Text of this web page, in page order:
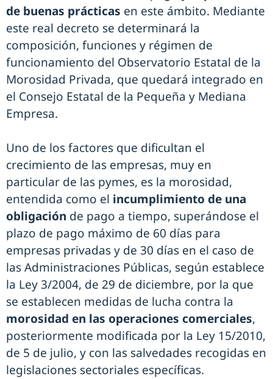
de buenas prácticas en este ámbito. Mediante
este real decreto se determinará la
composición, funciones y régimen de
funcionamiento del Observatorio Estatal de la
Morosidad Privada, que quedará integrado en
el Consejo Estatal de la Pequeña y Mediana
Empresa.
Uno de los factores que dificultan el
crecimiento de las empresas, muy en
particular de las pymes, es la morosidad,
entendida como el incumplimiento de una
obligación de pago a tiempo, superándose el
plazo de pago máximo de 60 días para
empresas privadas y de 30 días en el caso de
las Administraciones Públicas, según establece
la Ley 3/2004, de 29 de diciembre, por la que
se establecen medidas de lucha contra la
morosidad en las operaciones comerciales,
posteriormente modificada por la Ley 15/2010,
de 5 de julio, y con las salvedades recogidas en
legislaciones sectoriales específicas.